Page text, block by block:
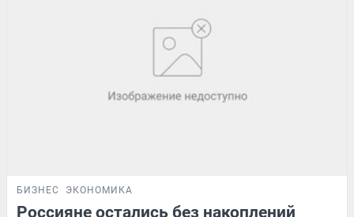
БИЗНЕС ЭКОНОМИКА
Россияне остались без накоплений